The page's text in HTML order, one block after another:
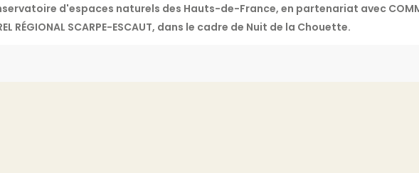
d'espaces naturels des Hauts-de-France, en partenariat avec
RÉGIONAL SCARPE-ESCAUT, dans le cadre de Nuit de la Chouette.